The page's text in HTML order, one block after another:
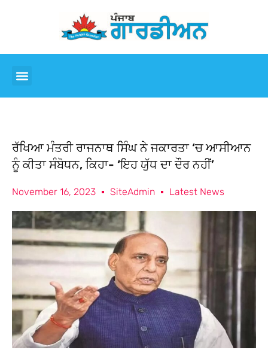
ਰੱਖਿਆ ਮੰਤਰੀ ਰਾਜਨਾਥ ਸਿੰਘ ਨੇ ਜਕਾਰਤਾ ‘ਚ ਆਸੀਆਨ
ਨੂੰ ਕੀਤਾ ਸੰਬੋਧਨ, ਕਿਹਾ- ‘ਇਹ ਯੁੱਧ ਦਾ ਦੌਰ ਨਹੀਂ’
November 16, 2023 SiteAdmin Latest News